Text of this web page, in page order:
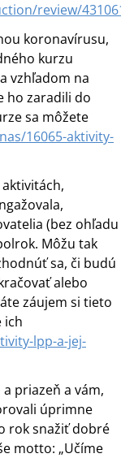
review/
koronavírusu,
kurzu
vzhľadom na
ho zaradili do
sa môžete
16065-aktivity-
(bez ohľadu
Môžu tak
sa, či budú
alebo
záujem si tieto
ich
lpp-a-jej-
priazeň a vám,
úprimne
rok snažiť dobré
motto: „Učíme